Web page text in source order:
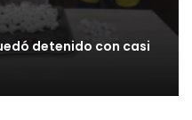
detenido con casi